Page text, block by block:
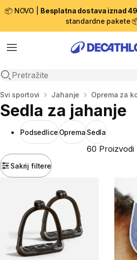
📦 NOVO | Besplatna dostava iznad
standardne pakete
Menu
Open search
Početna stranica
Svi sportovi Jahanje Oprema za
Sedla za jahanje
Podsedlice Oprema Sedla
Sakrij filtere
60 Proizvodi